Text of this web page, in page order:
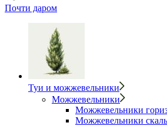
Почти даром
Туи и можжевельники
Можжевельники
Можжевельники
Можжевельники